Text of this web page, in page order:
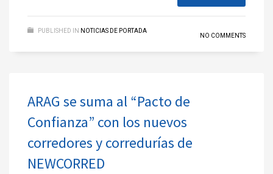
PUBLISHED IN NOTICIAS DE PORTADA
NO COMMENTS
ARAG se suma al “Pacto de
Confianza” con los nuevos
corredores y corredurías de
NEWCORRED